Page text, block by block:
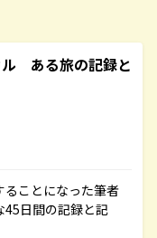
ル ある旅の記録と
ることになった筆者
45日間の記録と記